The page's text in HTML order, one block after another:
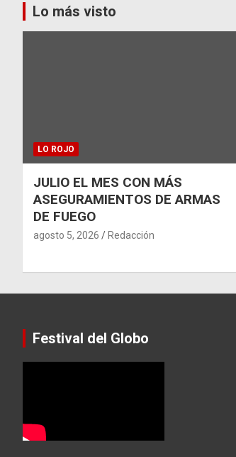
Lo más visto
LO ROJO
JULIO EL MES CON MÁS
ASEGURAMIENTOS DE ARMAS
DE FUEGO
agosto 5, 2026 Redacción
Festival del Globo